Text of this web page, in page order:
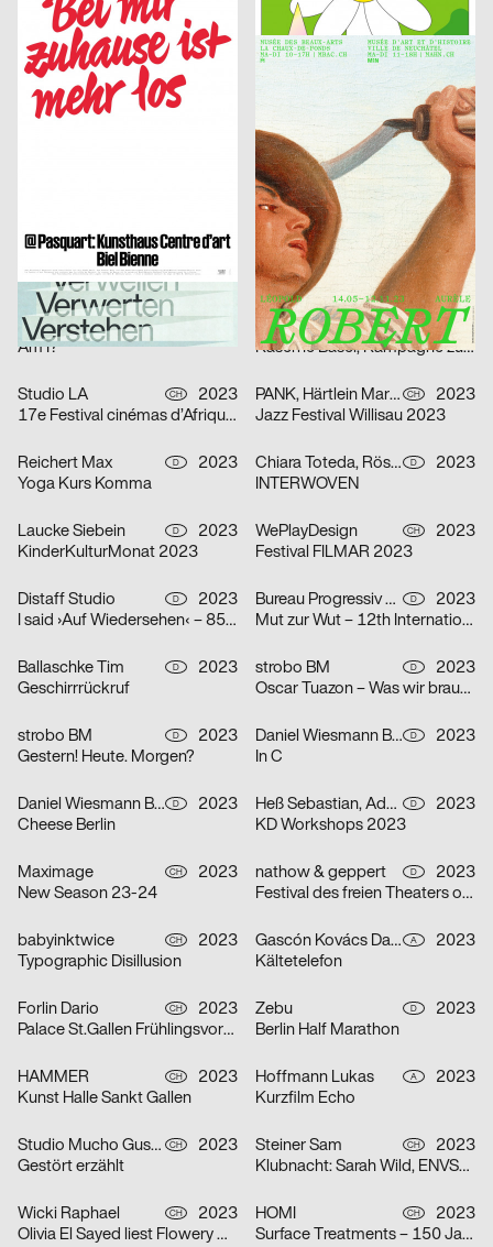
Queer Underground Movement Night Party
Putschka Pascal
2023
(Re; Short-)Circuit of (Un-)Life
onlab CH
2023
Robert
Marstaller Lukas D
2023
Spector Books
Shortnotice Studio D
2023
Das Denkmal ist …
Amériques noires
SUPERO CH
2023
Nuit de la Photo #10
Beck Janice
Am I?
Tristesse CH
2023
Kaserne Basel, Kampagne zum Saisonstart
Studio LA CH
2023
17e Festival cinémas d’Afrique – Lausanne
PANK, Härtlein Martin »Fuzzy« CH
2023
Jazz Festival Willisau 2023
Reichert Max D
2023
Yoga Kurs Komma
Chiara Toteda, Rösener Lukas D
2023
INTERWOVEN
Laucke Siebein D
2023
KinderKulturMonat 2023
WePlayDesign CH
2023
Festival FILMAR 2023
Distaff Studio D
2023
I said ›Auf Wiedersehen‹ – 85 Jahre Kindertransport nach Großbritannien
Bureau Progressiv visuelle Kommunikation D
2023
Mut zur Wut – 12th International Poster Competition
Ballaschke Tim D
2023
Geschirrrückruf
strobo BM D
2023
Oscar Tuazon – Was wir brauchen
strobo BM D
2023
Gestern! Heute. Morgen?
Daniel Wiesmann Büro für Gestaltung D
2023
In C
Daniel Wiesmann Büro für Gestaltung D
2023
Cheese Berlin
Heß Sebastian, Adolphi Pirmin D
2023
KD Workshops 2023
Maximage CH
2023
New Season 23-24
nathow & geppert D
2023
Festival des freien Theaters ohne Haus
babyinktwice CH
2023
Typographic Disillusion
Gascón Kovács Daniel A
2023
Kältetelefon
Forlin Dario CH
2023
Palace St.Gallen Frühlingsvorschau
Zebu D
2023
Berlin Half Marathon
HAMMER CH
2023
Kunst Halle Sankt Gallen
Hoffmann Lukas A
2023
Kurzfilm Echo
Studio Mucho Gusto CH
2023
Gestört erzählt
Steiner Sam CH
2023
Klubnacht: Sarah Wild, ENVSRL und Guy de Prà
Wicki Raphael CH
2023
Olivia El Sayed liest Flowery Wordis
HOMI CH
2023
Surface Treatments – 150 Jahre Zeit